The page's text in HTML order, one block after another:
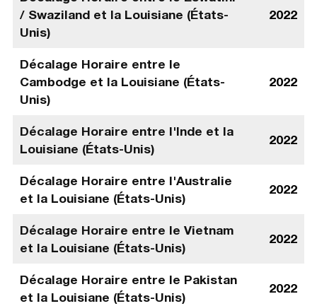
/ Swaziland et la Louisiane (États-
Unis)
2022
Décalage Horaire entre le
Cambodge et la Louisiane (États-
Unis)
2022
Décalage Horaire entre l'Inde et la
Louisiane (États-Unis)
2022
Décalage Horaire entre l'Australie
et la Louisiane (États-Unis)
2022
Décalage Horaire entre le Vietnam
et la Louisiane (États-Unis)
2022
Décalage Horaire entre le Pakistan
et la Louisiane (États-Unis)
2022